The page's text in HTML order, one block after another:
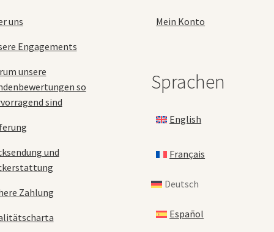
uns
Engagements
unsere
so
sind
und
Zahlung
Mein Konto
Sprachen
English
Français
Deutsch
Español